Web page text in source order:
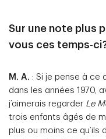
Sur une note plus
vous ces temps-
M. A. : Si je pense à ce
dans les années 1970,
j’aimerais regarder Le
trois enfants âgés de
plus ou moins ce qu’ils